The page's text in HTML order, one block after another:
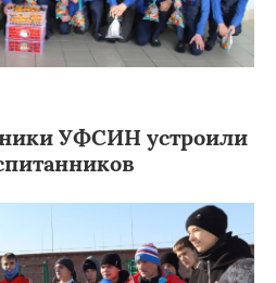
УФСИН устроили